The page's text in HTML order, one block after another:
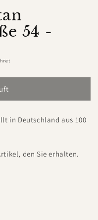
54 -
in Deutschland aus 100
den Sie erhalten.